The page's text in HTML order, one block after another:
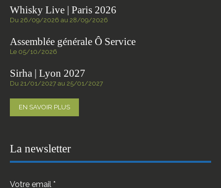
Whisky Live | Paris 2026
Du 26/09/2026 au 28/09/2026
Assemblée générale Ô Service
Le 05/10/2026
Sirha | Lyon 2027
Du 21/01/2027 au 25/01/2027
EN SAVOIR PLUS
La newsletter
Votre email *